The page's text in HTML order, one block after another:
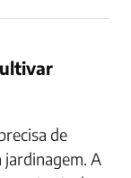
de
jardinagem. A